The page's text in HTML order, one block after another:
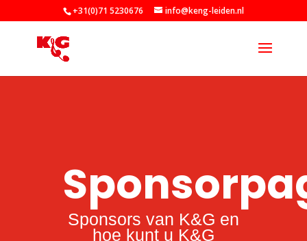
+31(0)71 5230676 info@keng-leiden.nl
Sponsors van K&G en
hoe kunt u K&G